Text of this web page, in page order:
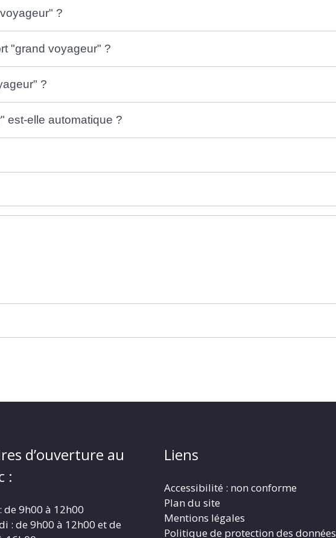
?
"grand voyageur" ?
?
est-elle automatique ?
d’ouverture au
:
9h00 à 12h00
: de 9h00 à 12h00 et de
Liens
Accessibilité : non conforme
Plan du site
Mentions légales
Politique de protection des données